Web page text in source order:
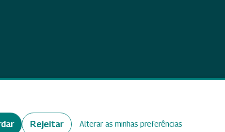
Rejeitar Alterar as minhas preferências